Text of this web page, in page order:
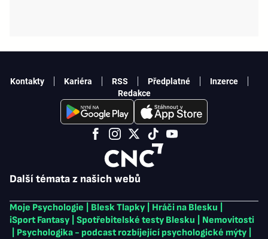
Další témata z našich webů
Moje Psychologie Blesk Tlapky Hráči na Blesku
iSport Fantasy
Spotřebitelské testy Blesku
Nemovitosti
Psychologika - podcast rozbíjející psychologické mýty
Kontakty Kariéra RSS Předplatné
Inzerce
Redakce